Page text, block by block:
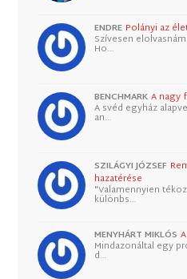
ENDRE Polányi az
Szívesen
Ho…
BENCHMARK A nagy
A svéd egyház
an…
SZILÁGYI JÓZSEF
hazatérése
"Valamennyien
különbs…
MENYHÁRT MIKLÓS
Mindazonáltal egy
d…